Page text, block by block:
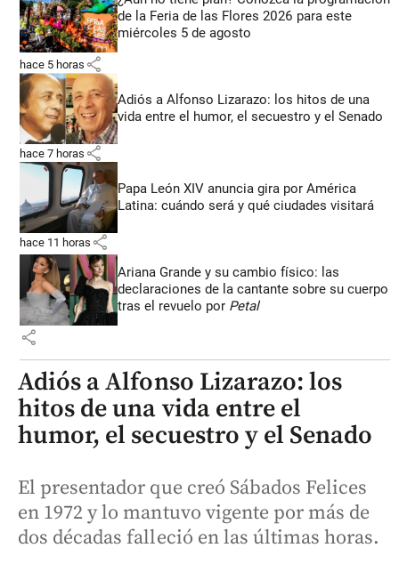
de la Feria de las Flores 2026 para este
miércoles 5 de agosto
hace 5 horas share
Adiós a Alfonso Lizarazo: los hitos de una
vida entre el humor, el secuestro y el Senado
hace 7 horas share
Papa León XIV anuncia gira por América
Latina: cuándo será y qué ciudades visitará
hace 11 horas share
Ariana Grande y su cambio físico: las
declaraciones de la cantante sobre su cuerpo
tras el revuelo por Petal
share
Adiós a Alfonso Lizarazo: los
hitos de una vida entre el
humor, el secuestro y el Senado
El presentador que creó Sábados Felices
en 1972 y lo mantuvo vigente por más de
dos décadas falleció en las últimas horas.